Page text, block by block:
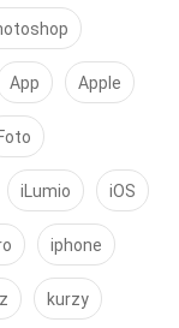
App Apple
Foto
iLumio iOS
iphone
kurzy